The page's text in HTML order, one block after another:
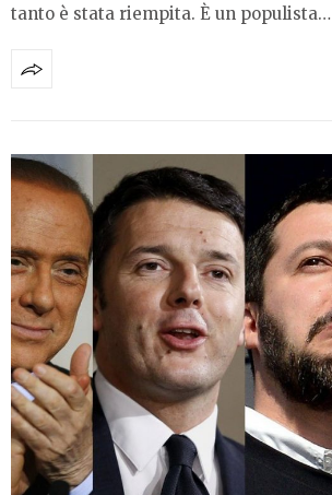
tanto è stata riempita. È un populista…